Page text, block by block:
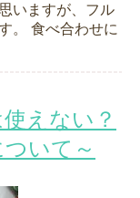
いますが、フル
。 食べ合わせに
えない？
いて～